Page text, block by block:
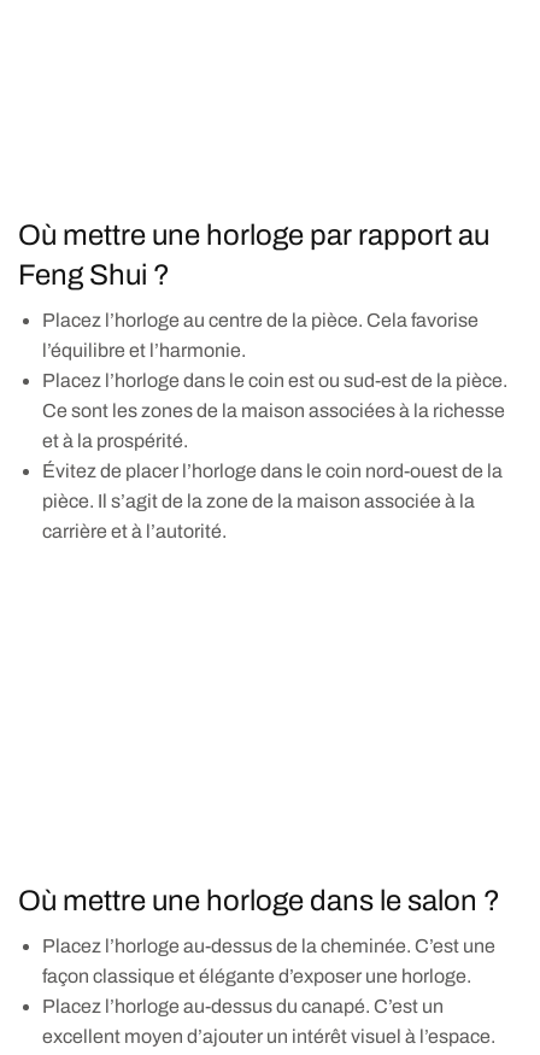
Où mettre une horloge par rapport au
Feng Shui ?
Placez l’horloge au centre de la pièce. Cela favorise
l’équilibre et l’harmonie.
Placez l’horloge dans le coin est ou sud-est de la pièce.
Ce sont les zones de la maison associées à la richesse
et à la prospérité.
Évitez de placer l’horloge dans le coin nord-ouest de la
pièce. Il s’agit de la zone de la maison associée à la
carrière et à l’autorité.
Où mettre une horloge dans le salon ?
Placez l’horloge au-dessus de la cheminée. C’est une
façon classique et élégante d’exposer une horloge.
Placez l’horloge au-dessus du canapé. C’est un
excellent moyen d’ajouter un intérêt visuel à l’espace.